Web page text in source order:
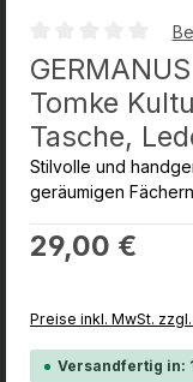
Durchschnittliche
Tomke
Tasche,
Stilvolle und
geräumigen
Regulärer Preis:
29,00 €
Preise inkl. MwSt.
Versandfertig in: